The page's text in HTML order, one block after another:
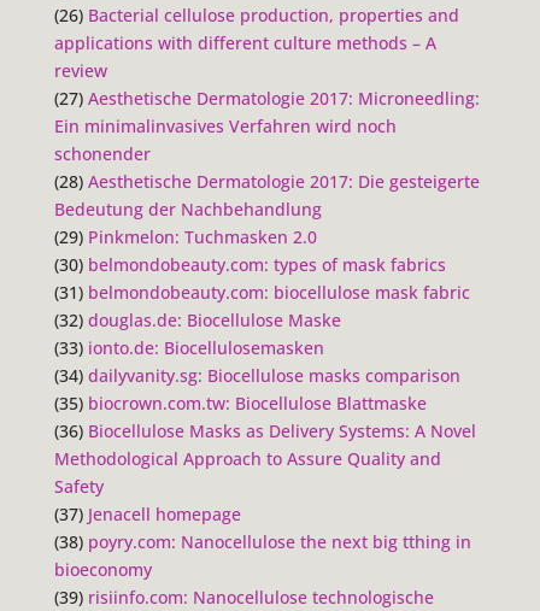
(26) Bacterial cellulose production, properties and
applications with different culture methods – A
review
(27) Aesthetische Dermatologie 2017: Microneedling:
Ein minimalinvasives Verfahren wird noch
schonender
(28) Aesthetische Dermatologie 2017: Die gesteigerte
Bedeutung der Nachbehandlung
(29) Pinkmelon: Tuchmasken 2.0
(30) belmondobeauty.com: types of mask fabrics
(31) belmondobeauty.com: biocellulose mask fabric
(32) douglas.de: Biocellulose Maske
(33) ionto.de: Biocellulosemasken
(34) dailyvanity.sg: Biocellulose masks comparison
(35) biocrown.com.tw: Biocellulose Blattmaske
(36) Biocellulose Masks as Delivery Systems: A Novel
Methodological Approach to Assure Quality and
Safety
(37) Jenacell homepage
(38) poyry.com: Nanocellulose the next big tthing in
bioeconomy
(39) risiinfo.com: Nanocellulose technologische